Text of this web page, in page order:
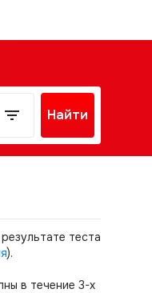
Найти
теста
).
в течение 3-х